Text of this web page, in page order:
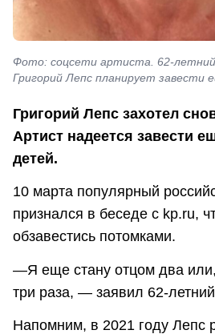
Фото: соцсети артиста. 62-
Григорий Лепс планирует завести
Григорий Лепс захотел
Артист надеется завести
детей.
10 марта популярный
признался в беседе с kp.ru,
обзавестись потомками.
—Я еще стану отцом два
три раза, — заявил 62-
Напомним, в 2021 году Лепс